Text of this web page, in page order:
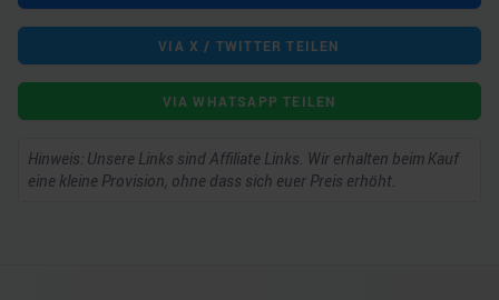
VIA X / TWITTER TEILEN
VIA WHATSAPP TEILEN
Hinweis: Unsere Links sind Affiliate Links. Wir erhalten beim Kauf
eine kleine Provision, ohne dass sich euer Preis erhöht.